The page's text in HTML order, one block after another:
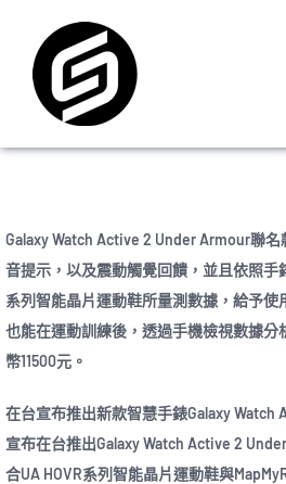
content
iPhone 回收價
線上商城
3C租賃
最新資訊
聯絡我們
Galaxy Watch Active 2 Under Armour聯
音提示，以及震動觸覺回饋，並且依照手
系列智能晶片運動鞋所量測數據，給予
也能在運動訓練後，透過手機檢視數據分
幣11500元。
在台宣布推出新款智慧手錶Galaxy Watch
宣布在台推出Galaxy Watch Active 2
合UA HOVR系列智能晶片運動鞋與